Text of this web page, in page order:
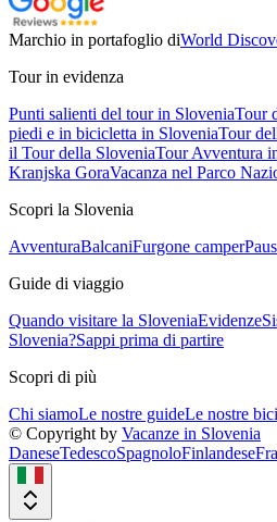
Marchio in portafoglio diWorld
Tour in evidenza
Punti salienti del tour in SloveniaTour
piedi e in bicicletta in SloveniaTour
il Tour della SloveniaTour Avventura
Kranjska GoraVacanza nel Parco
Scopri la Slovenia
AvventuraBalcaniFurgone camper
Guide di viaggio
Quando visitare la SloveniaEvidenze
Slovenia?Sappi prima di partire
Scopri di più
Chi siamoLe nostre guideLe nostre
© Copyright by Vacanze in Slovenia
DaneseTedescoSpagnoloFinlandese